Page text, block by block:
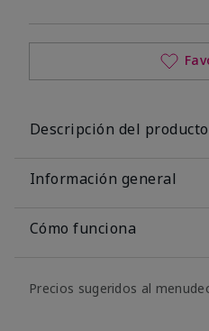
Descripción del producto
Información general
Cómo funciona
Precios sugeridos al